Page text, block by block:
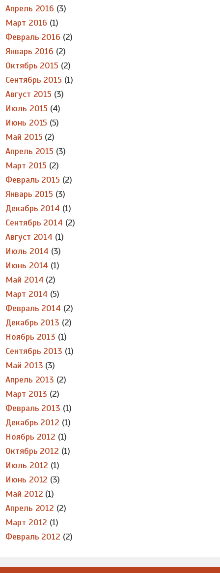
Апрель 2016 (3)
Март 2016 (1)
Февраль 2016 (2)
Январь 2016 (2)
Октябрь 2015 (2)
Сентябрь 2015 (1)
Август 2015 (3)
Июль 2015 (4)
Июнь 2015 (5)
Май 2015 (2)
Апрель 2015 (3)
Март 2015 (2)
Февраль 2015 (2)
Январь 2015 (3)
Декабрь 2014 (1)
Сентябрь 2014 (2)
Август 2014 (1)
Июль 2014 (3)
Июнь 2014 (1)
Май 2014 (2)
Март 2014 (5)
Февраль 2014 (2)
Декабрь 2013 (2)
Ноябрь 2013 (1)
Сентябрь 2013 (1)
Май 2013 (3)
Апрель 2013 (2)
Март 2013 (2)
Февраль 2013 (1)
Декабрь 2012 (1)
Ноябрь 2012 (1)
Октябрь 2012 (1)
Июль 2012 (1)
Июнь 2012 (3)
Май 2012 (1)
Апрель 2012 (2)
Март 2012 (1)
Февраль 2012 (2)